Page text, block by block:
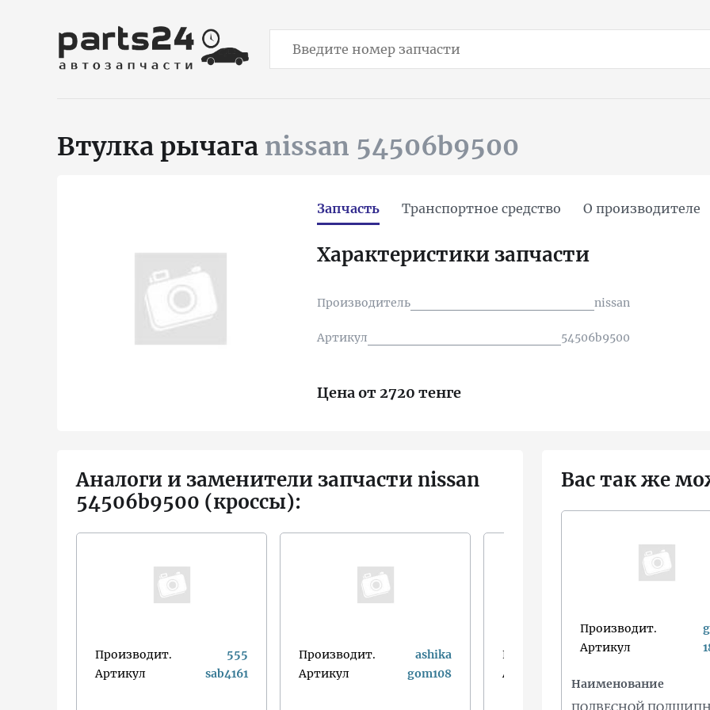
Втулка рычага nissan 54506b9500
Запчасть Транспортное средство О производителе
Характеристики запчасти
Производитель nissan
Артикул 54506b9500
Цена от 2720 тенге
Аналоги и заменители запчасти nissan
54506b9500 (кроссы):
Производит.
555
Артикул
sab4161
Производит.
ashika
Артикул
gom108
Производит.
Артикул
Вас так же
Производит.
Артикул
Наименование